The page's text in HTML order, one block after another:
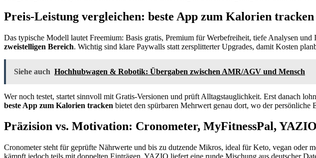
Preis-Leistung vergleichen: beste App zum Kalorien tracken
Das typische Modell lautet Freemium: Basis gratis, Premium für Werbefreiheit, tiefe Analysen
zweistelligen Bereich. Wichtig sind klare Paywalls statt zersplitterter Upgrades, damit Kosten
Siehe auch Hochhubwagen & Robotik: Übergaben zwischen AMR/AGV und Mensch
Wer noch testet, startet sinnvoll mit Gratis-Versionen und prüft Alltagstauglichkeit. Erst danach
beste App zum Kalorien tracken bietet den spürbaren Mehrwert genau dort, wo der persönliche
Präzision vs. Motivation: Cronometer, MyFitnessPal,
Cronometer steht für geprüfte Nährwerte und bis zu dutzende Mikros, ideal für Keto, vegan oder